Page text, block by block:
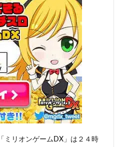
ミリオンゲームDX」は２４時